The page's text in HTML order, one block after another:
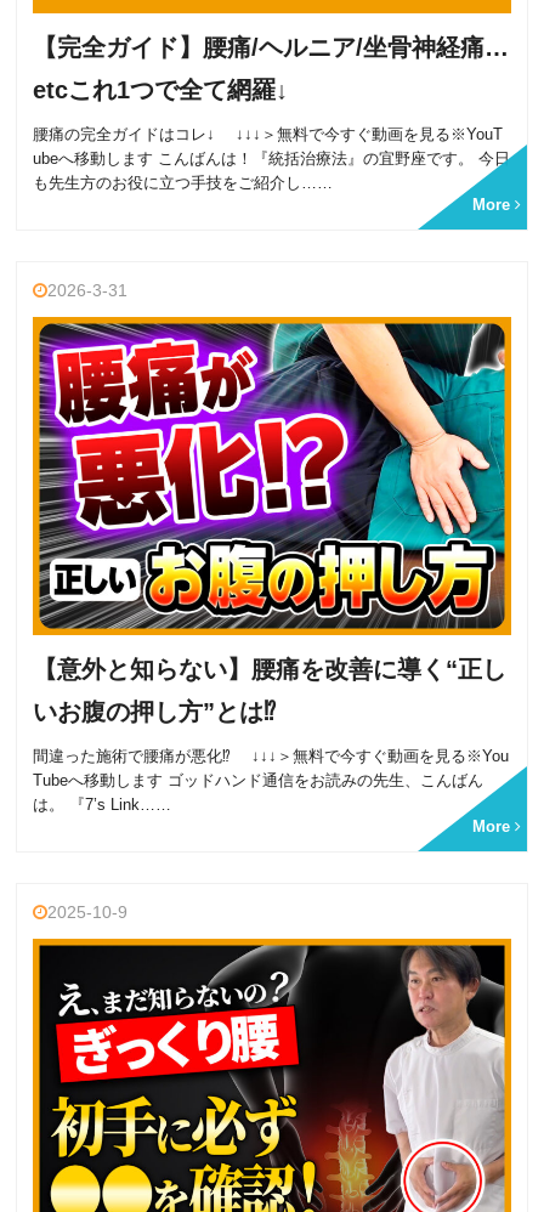
【完全ガイド】腰痛/ヘルニア/坐骨神経痛…
etcこれ1つで全て網羅↓
腰痛の完全ガイドはコレ↓ ↓↓↓＞無料で今すぐ動画を見る※YouT
ubeへ移動します こんばんは！『統括治療法』の宜野座です。 今日
も先生方のお役に立つ手技をご紹介し……
More
2026-3-31
【意外と知らない】腰痛を改善に導く“正し
いお腹の押し方”とは⁉
間違った施術で腰痛が悪化⁉ ↓↓↓＞無料で今すぐ動画を見る※You
Tubeへ移動します ゴッドハンド通信をお読みの先生、こんばん
は。 『7’s Link……
More
2025-10-9